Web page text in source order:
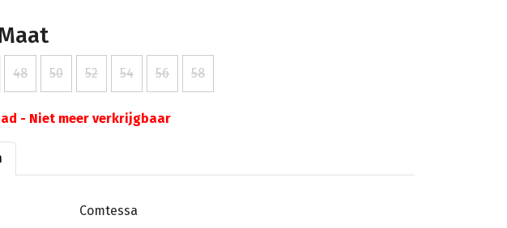
48 50 52 54 56 58
- Niet meer verkrijgbaar
Comtessa